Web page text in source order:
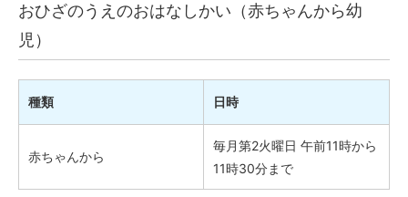
おひざのうえのおはなしかい（赤ちゃんから幼
児）
種類 日時
赤ちゃんから
毎月第2火曜日 午前11時から
11時30分まで